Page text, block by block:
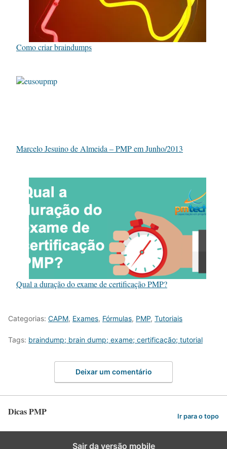
Como criar braindumps
Marcelo Jesuino de Almeida – PMP em Junho/2013
Qual a duração do exame de certificação PMP?
Categorias: CAPM, Exames, Fórmulas, PMP, Tutoriais
Tags: braindump; brain dump; exame; certificação; tutorial
Deixar um comentário
Dicas PMP Ir para o topo
Sair da versão mobile